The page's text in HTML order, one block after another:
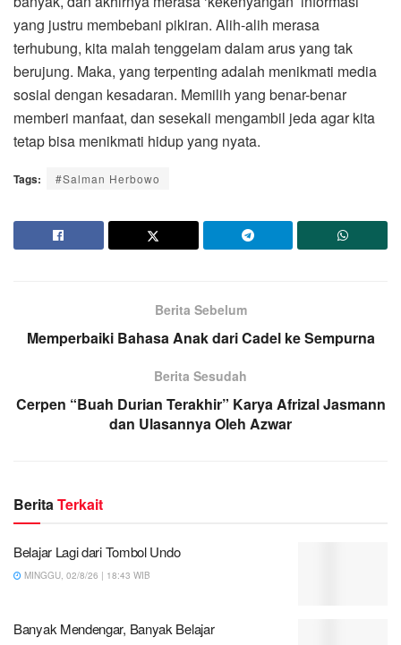
yang justru membebani pikiran. Alih-alih merasa
terhubung, kita malah tenggelam dalam arus yang tak
berujung. Maka, yang terpenting adalah menikmati media
sosial dengan kesadaran. Memilih yang benar-benar
memberi manfaat, dan sesekali mengambil jeda agar kita
tetap bisa menikmati hidup yang nyata.
Tags: #Salman Herbowo
Berita Sebelum
Memperbaiki Bahasa Anak dari Cadel ke Sempurna
Berita Sesudah
Cerpen “Buah Durian Terakhir” Karya Afrizal Jasmann
dan Ulasannya Oleh Azwar
BeritaTerkait
Belajar Lagi dari Tombol Undo
MINGGU, 02/8/26 | 18:43 WIB
Banyak Mendengar, Banyak Belajar